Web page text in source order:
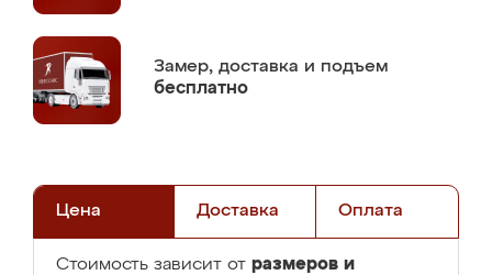
Замер, доставка и подъем
бесплатно
Цена Доставка Оплата
Стоимость зависит от размеров и